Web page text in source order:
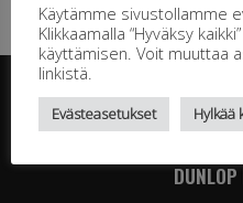
Käytämme sivustollamme
Klikkaamalla “Hyväksy
käyttämisen. Voit muuttaa
linkistä.
Evästeasetukset Hylkää